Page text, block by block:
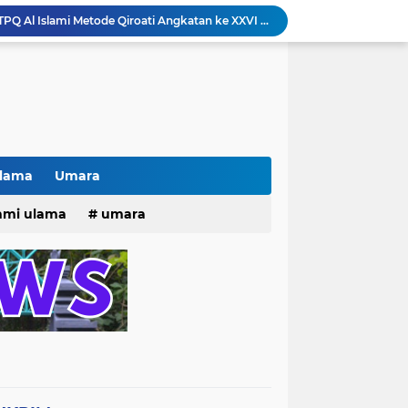
Khotaman dan Imtihan TPQ Al Islami Metode Qiroati Angkatan ke XXVI tahun 2026
Kisah tukang parkir yang sebelumnya ramai diperbincangkan terkait persoalan parkir gratis di sebuah minimarket di Bekasi kini memasuki babak baru.
dan Parade HUT Bhayangkara di Monas
Jalin Silaturahmi dan Kekompakan, Laskar News Ngopi Bareng Di Warkop RRK Surabaya .
Acara KHOTAMAN DAN IMTIHAN ke ...XXVI
Umara
dan Maknanya
ulama umara
2025